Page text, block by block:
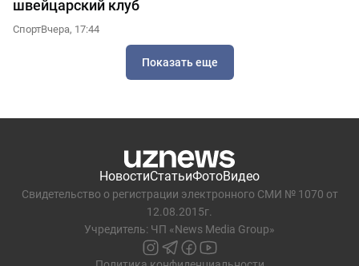
швейцарский клуб
СпортВчера, 17:44
Показать еще
НовостиСтатьиФотоВидео
Свидетельство о регистрации электронного СМИ № 1070 от
12.08.2015г.
Учредитель: ЧП «News Media Group»